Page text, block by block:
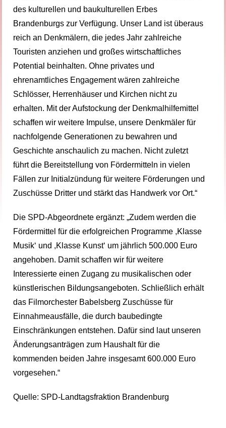
des kulturellen und baukulturellen Erbes
Brandenburgs zur Verfügung. Unser Land ist überaus
reich an Denkmälern, die jedes Jahr zahlreiche
Touristen anziehen und großes wirtschaftliches
Potential beinhalten. Ohne privates und
ehrenamtliches Engagement wären zahlreiche
Schlösser, Herrenhäuser und Kirchen nicht zu
erhalten. Mit der Aufstockung der Denkmalhilfemittel
schaffen wir weitere Impulse, unsere Denkmäler für
nachfolgende Generationen zu bewahren und
Geschichte anschaulich zu machen. Nicht zuletzt
führt die Bereitstellung von Fördermitteln in vielen
Fällen zur Initialzündung für weitere Förderungen und
Zuschüsse Dritter und stärkt das Handwerk vor Ort.“
Die SPD-Abgeordnete ergänzt: „Zudem werden die
Fördermittel für die erfolgreichen Programme ,Klasse
Musik‘ und ,Klasse Kunst‘ um jährlich 500.000 Euro
angehoben. Damit schaffen wir für weitere
Interessierte einen Zugang zu musikalischen oder
künstlerischen Bildungsangeboten. Schließlich erhält
das Filmorchester Babelsberg Zuschüsse für
Einnahmeausfälle, die durch baubedingte
Einschränkungen entstehen. Dafür sind laut unseren
Änderungsanträgen zum Haushalt für die
kommenden beiden Jahre insgesamt 600.000 Euro
vorgesehen.“
Quelle: SPD-Landtagsfraktion Brandenburg